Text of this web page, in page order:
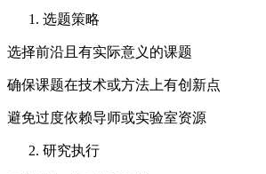
选题策略
选择前沿且有实际意义的课题
确保课题在技术或方法上有创新点
避免过度依赖导师或实验室资源
研究执行